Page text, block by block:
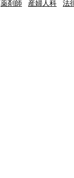
薬剤師 産婦人科 法